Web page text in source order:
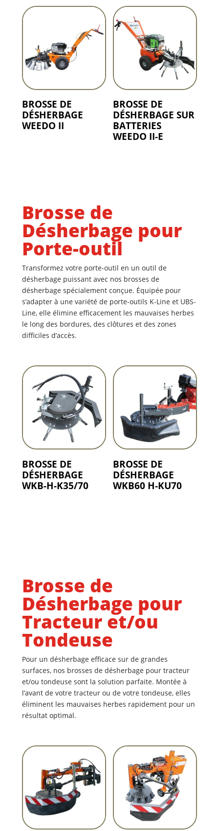
BROSSE DE
DÉSHERBAGE
WEEDO II
BROSSE DE
DÉSHERBAGE SUR
BATTERIES
WEEDO II-E
Brosse de
Désherbage pour
Porte-outil
Transformez votre porte-outil en un outil de
désherbage puissant avec nos brosses de
désherbage spécialement conçue. Équipée pour
s’adapter à une variété de porte-outils K-Line et UBS-
Line, elle élimine efficacement les mauvaises herbes
le long des bordures, des clôtures et des zones
difficiles d’accès.
BROSSE DE
DÉSHERBAGE
WKB-H-K35/70
BROSSE DE
DÉSHERBAGE
WKB60 H-KU70
Brosse de
Désherbage pour
Tracteur et/ou
Tondeuse
Pour un désherbage efficace sur de grandes
surfaces, nos brosses de désherbage pour tracteur
et/ou tondeuse sont la solution parfaite. Montée à
l’avant de votre tracteur ou de votre tondeuse, elles
éliminent les mauvaises herbes rapidement pour un
résultat optimal.